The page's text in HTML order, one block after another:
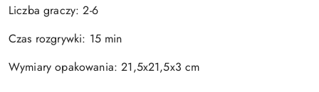
Liczba graczy: 2-6
Czas rozgrywki: 15 min
Wymiary opakowania: 21,5x21,5x3 cm